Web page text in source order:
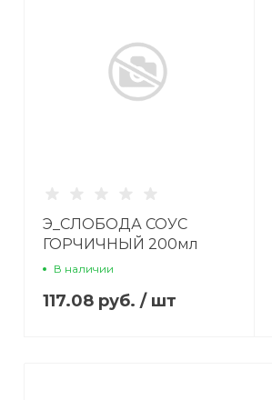
Э_СЛОБОДА СОУС
ГОРЧИЧНЫЙ 200мл
В наличии
117.08 руб. / шт